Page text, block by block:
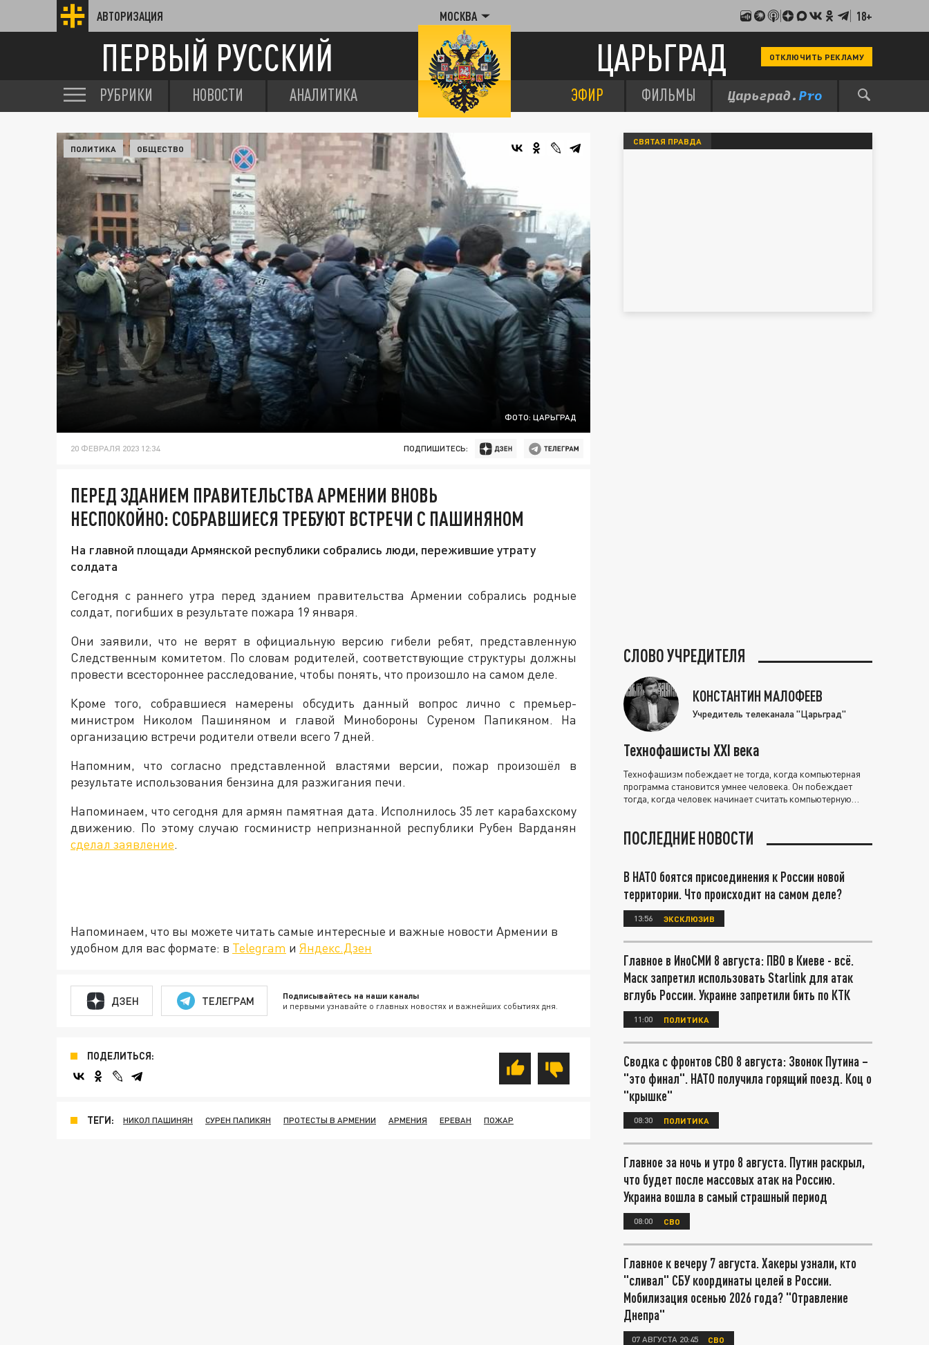
АВТОРИЗАЦИЯ МОСКВА 18+
ПЕРВЫЙ РУССКИЙ ЦАРЬГРАД ОТКЛЮЧИТЬ РЕКЛАМУ
РУБРИКИ НОВОСТИ АНАЛИТИКА ЭФИР ФИЛЬМЫ
ФОТО: ЦАРЬГРАД
ПОЛИТИКА ОБЩЕСТВО
20 ФЕВРАЛЯ 2023 12:34 ПОДПИШИТЕСЬ:
ПЕРЕД ЗДАНИЕМ ПРАВИТЕЛЬСТВА АРМЕНИИ ВНОВЬ
НЕСПОКОЙНО: СОБРАВШИЕСЯ ТРЕБУЮТ ВСТРЕЧИ С ПАШИНЯНОМ
На главной площади Армянской республики собрались люди, пережившие утрату
солдата
Сегодня с раннего утра перед зданием правительства Армении собрались родные
солдат, погибших в результате пожара 19 января.
Они заявили, что не верят в официальную версию гибели ребят, представленную
Следственным комитетом. По словам родителей, соответствующие структуры должны
провести всестороннее расследование, чтобы понять, что произошло на самом деле.
Кроме того, собравшиеся намерены обсудить данный вопрос лично с премьер-
министром Николом Пашиняном и главой Минобороны Суреном Папикяном. На
организацию встречи родители отвели всего 7 дней.
Напомним, что согласно представленной властями версии, пожар произошёл в
результате использования бензина для разжигания печи.
Напоминаем, что сегодня для армян памятная дата. Исполнилось 35 лет карабахскому
движению. По этому случаю госминистр непризнанной республики Рубен Варданян
сделал заявление.
Напоминаем, что вы можете читать самые интересные и важные новости Армении в
удобном для вас формате: в Telegram и Яндекс.Дзен
ДЗЕН ТЕЛЕГРАМ Подписывайтесь на наши каналы
и первыми узнавайте о главных новостях и важнейших событиях дня.
ПОДЕЛИТЬСЯ:
ТЕГИ: НИКОЛ ПАШИНЯН СУРЕН ПАПИКЯН ПРОТЕСТЫ В АРМЕНИИ АРМЕНИЯ ЕРЕВАН ПОЖАР
СВЯТАЯ ПРАВДА
СЛОВО УЧРЕДИТЕЛЯ
КОНСТАНТИН МАЛОФЕЕВ
Учредитель телеканала "Царьград"
Технофашисты XXI века
Технофашизм побеждает не тогда, когда компьютерная
программа становится умнее человека. Он побеждает
тогда, когда человек начинает считать компьютерную
ПОСЛЕДНИЕ НОВОСТИ
В НАТО боятся присоединения к России новой
территории. Что происходит на самом деле?
13:56 ЭКСКЛЮЗИВ
Главное в ИноСМИ 8 августа: ПВО в Киеве - всё.
Маск запретил использовать Starlink для атак
вглубь России. Украине запретили бить по КТК
11:00 ПОЛИТИКА
Сводка с фронтов СВО 8 августа: Звонок Путина –
"это финал". НАТО получила горящий поезд. Коц о
"крышке"
08:30 ПОЛИТИКА
Главное за ночь и утро 8 августа. Путин раскрыл,
что будет после массовых атак на Россию.
Украина вошла в самый страшный период
08:00 СВО
Главное к вечеру 7 августа. Хакеры узнали, кто
"сливал" СБУ координаты целей в России.
Мобилизация осенью 2026 года? "Отравление
Днепра"
07 АВГУСТА 20:45 СВО